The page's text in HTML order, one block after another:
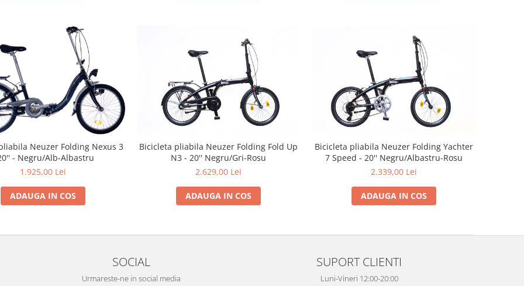
Neuzer Folding Nexus 3
- Negru/Alb-Albastru
1.925,00 Lei
ADAUGA IN COS
Bicicleta pliabila Neuzer Folding Fold Up
N3 - 20'' Negru/Gri-Rosu
2.629,00 Lei
ADAUGA IN COS
Bicicleta pliabila Neuzer Folding Yachter
7 Speed - 20'' Negru/Albastru-Rosu
2.339,00 Lei
ADAUGA IN COS
SOCIAL
Urmareste-ne in social media
SUPORT CLIENTI
Luni-Vineri 12:00-20:00